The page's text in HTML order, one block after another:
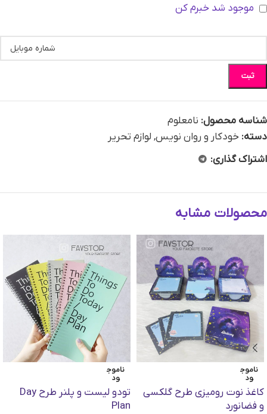
موجود شد خبرم کن
ثبت
شناسه محصول: نامعلوم
دسته: خودکار و روان نویس, لوازم تحریر
اشتراک گذاری:
محصولات مشابه
ناموج
ود
کاغذ نوت رومیزی طرح گلکسی
و فضانورد
ناموج
ود
تودو لیست و پلنر طرح Day
Plan